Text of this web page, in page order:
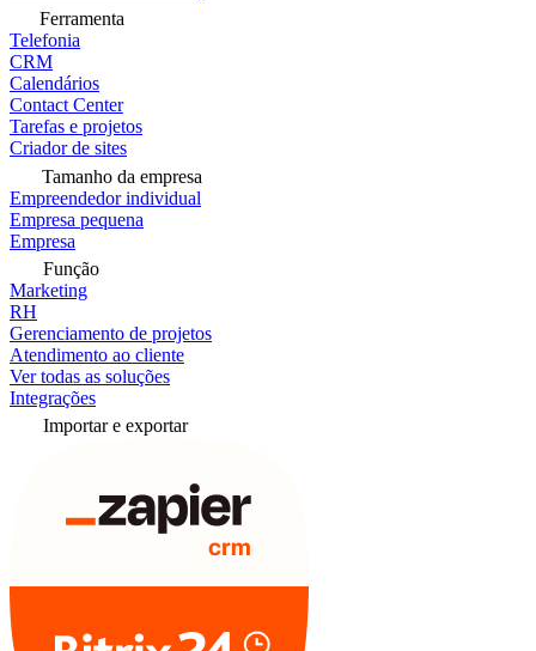
Ferramenta
Telefonia
CRM
Calendários
Contact Center
Tarefas e projetos
Criador de sites
Tamanho da empresa
Empreendedor individual
Empresa pequena
Empresa
Função
Marketing
RH
Gerenciamento de projetos
Atendimento ao cliente
Ver todas as soluções
Integrações
Importar e exportar